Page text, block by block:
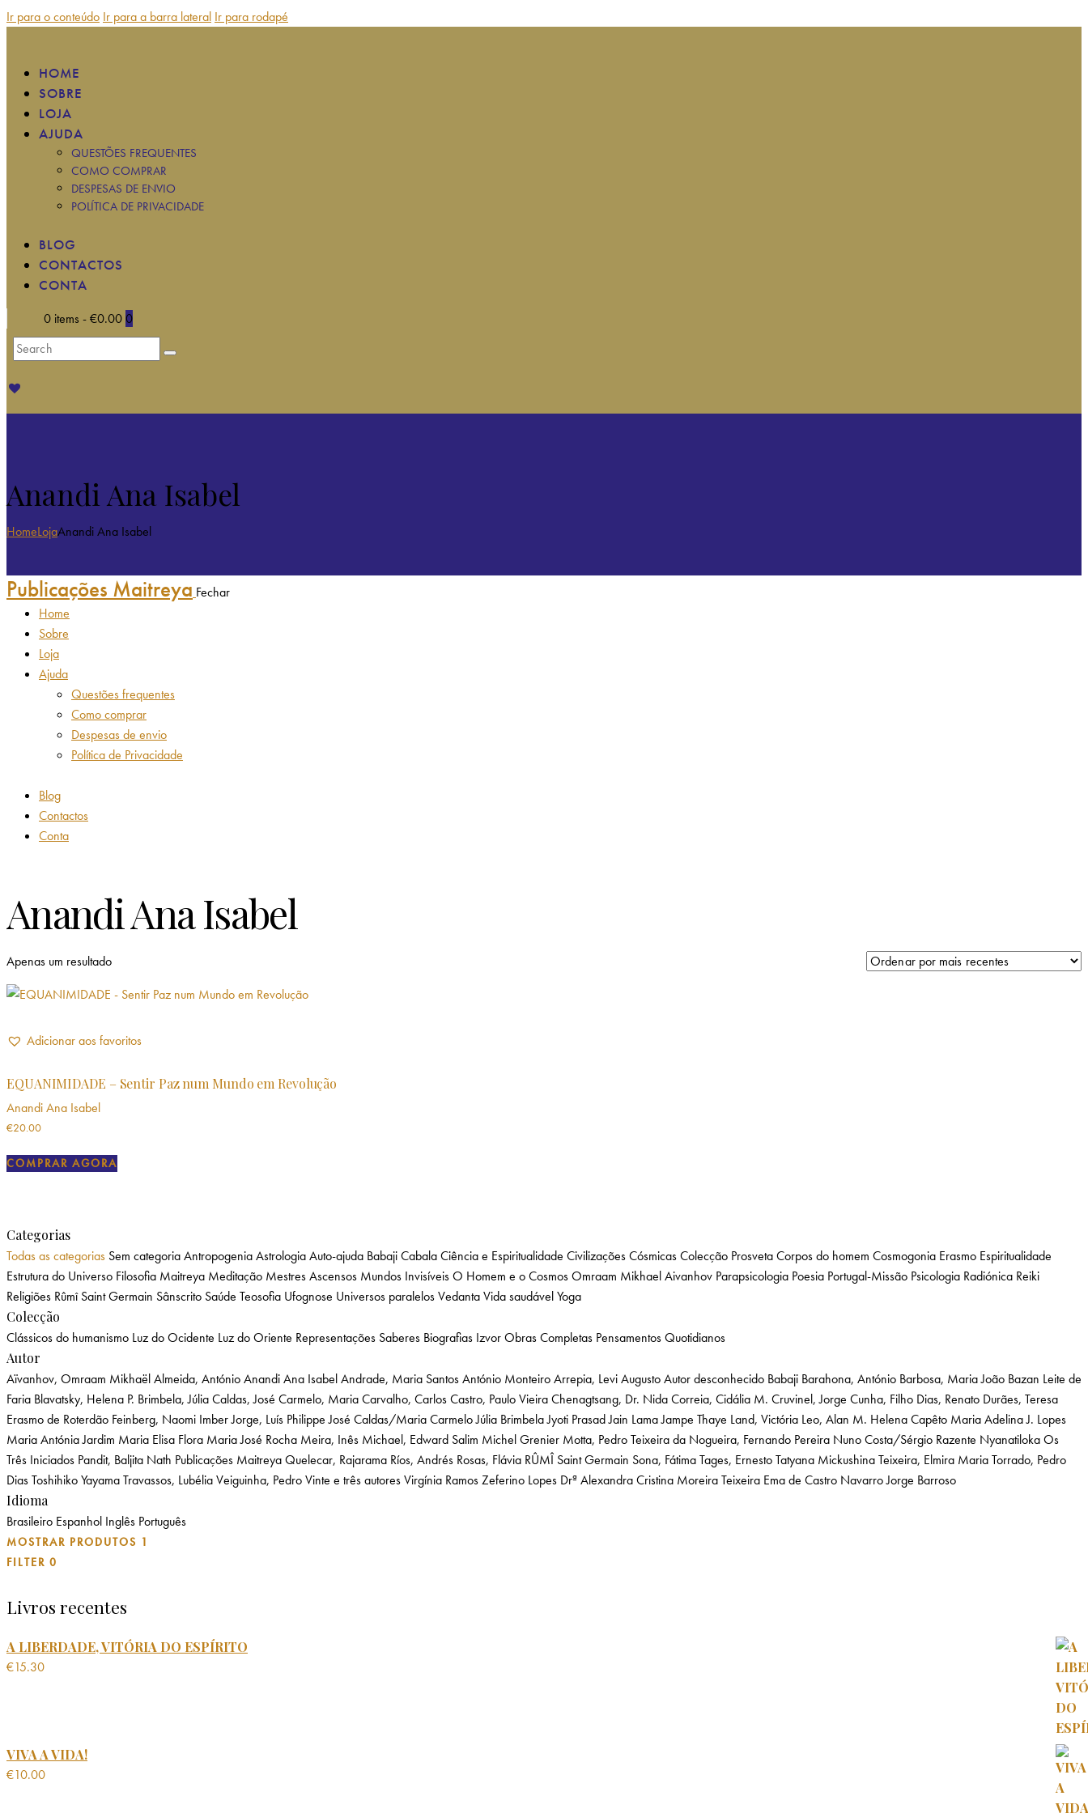
Ir para o conteúdo Ir para a barra lateral Ir para rodapé
HOME
SOBRE
LOJA
AJUDA
QUESTÕES FREQUENTES
COMO COMPRAR
DESPESAS DE ENVIO
POLÍTICA DE PRIVACIDADE
BLOG
CONTACTOS
CONTA
0 items -€0.000
Search
Anandi Ana Isabel
HomeLojaAnandi Ana Isabel
Publicações Maitreya Fechar
Home
Sobre
Loja
Ajuda
Questões frequentes
Como comprar
Despesas de envio
Política de Privacidade
Blog
Contactos
Conta
Anandi Ana Isabel
Apenas um resultado
Adicionar aos favoritos
EQUANIMIDADE – Sentir Paz num Mundo em Revolução
Anandi Ana Isabel
€20.00
COMPRAR AGORA
Categorias
Todas as categorias Sem categoriaAntropogeniaAstrologiaAuto-ajuda BabajiCabalaCiência e Espiritualidade Civilizações CósmicasColecção ProsvetaCorpos do homem Cosmogonia Erasmo Espiritualidade
Estrutura do Universo Filosofia Maitreya Meditação Mestres Ascensos Mundos InvisíveisO Homem e o CosmosOmraam Mikhael Aivanhov Parapsicologia Poesia Portugal-Missão Psicologia Radiónica Reiki
Religiões Rûmî Saint Germain Sânscrito Saúde Teosofia Ufognose Universos paralelosVedantaVida saudávelYoga
Colecção
Clássicos do humanismo Luz do Ocidente Luz do Oriente Representações Saberes Biografias IzvorObras Completas Pensamentos Quotidianos
Autor
Aïvanhov, Omraam MikhaëlAlmeida, AntónioAnandi Ana IsabelAndrade, Maria SantosAntónio MonteiroArrepia, Levi AugustoAutor desconhecido Babaji Barahona, António Barbosa, Maria João Bazan Leite de
Faria Blavatsky, Helena P. Brimbela, JúliaCaldas, José Carmelo, MariaCarvalho, CarlosCastro, Paulo VieiraChenagtsang, Dr. NidaCorreia, Cidália M. Cruvinel, Jorge Cunha, Filho Dias, Renato Durães, Teresa
Erasmo de Roterdão Feinberg, Naomi ImberJorge, Luís Philippe José Caldas/Maria CarmeloJúlia BrimbelaJyoti Prasad Jain Lama Jampe Thaye Land, Victória Leo, Alan M. Helena Capêto Maria Adelina J. Lopes
Maria Antónia Jardim Maria Elisa Flora Maria José Rocha Meira, Inês Michael, Edward Salim Michel Grenier Motta, Pedro Teixeira da Nogueira, Fernando Pereira Nuno Costa/Sérgio Razente NyanatilokaOs
Três Iniciados Pandit, Baljita Nath Publicações MaitreyaQuelecar, Rajarama Ríos, Andrés Rosas, Flávia RÛMÎ Saint Germain Sona, FátimaTages, ErnestoTatyana MickushinaTeixeira, Elmira MariaTorrado, Pedro
DiasToshihiko YayamaTravassos, LubéliaVeiguinha, PedroVinte e três autoresVirgínia RamosZeferino Lopes Drª Alexandra Cristina Moreira Teixeira Ema de Castro NavarroJorge Barroso
Idioma
Brasileiro Espanhol Inglês Português
MOSTRAR PRODUTOS 1
FILTER 0
Livros recentes
A LIBERDADE, VITÓRIA DO ESPÍRITO
€15.30
VIVA A VIDA!
€10.00